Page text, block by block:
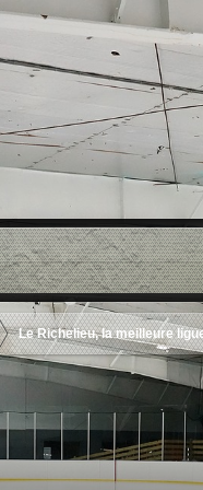
Le Richelieu, la meilleure